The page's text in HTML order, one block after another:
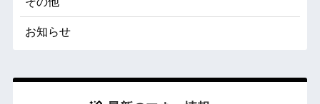
お知らせ